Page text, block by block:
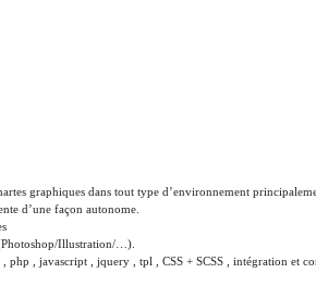
graphiques dans tout type d’environnement
d’une façon autonome.
Illustration/…).
php , javascript , jquery , tpl , CSS + SCSS , intégration et